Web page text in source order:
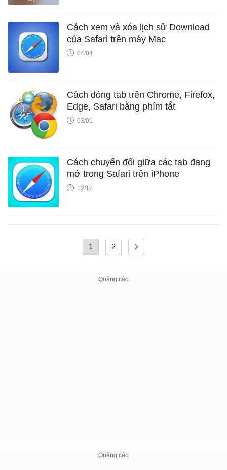
Cách xem và xóa lịch sử Download
của Safari trên máy Mac
04/04
Cách đóng tab trên Chrome, Firefox,
Edge, Safari bằng phím tắt
03/01
Cách chuyển đổi giữa các tab đang
mở trong Safari trên iPhone
12/12
1 2